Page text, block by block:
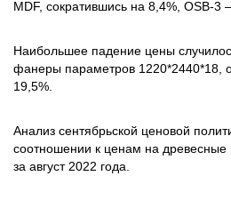
MDF, сократившись на 8,4%, OSB-3
Наибольшее падение цены
фанеры параметров 1220*2440*18,
19,5%.
Анализ сентябрьской ценовой
соотношении к ценам на древесные
за август 2022 года.